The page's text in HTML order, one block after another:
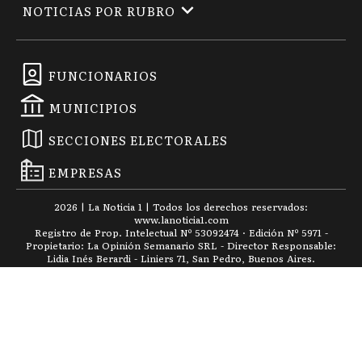
FUNCIONARIOS
MUNICIPIOS
SECCIONES ELECTORALES
EMPRESAS
NOTICIAS POR RUBRO
2026 | La Noticia 1 | Todos los derechos reservados:
www.lanoticia1.com
Registro de Prop. Intelectual Nº 53092474 · Edición Nº 5971 -
Propietario: La Opinión Semanario SRL - Director Responsable:
Lidia Inés Berardi - Liniers 71, San Pedro, Buenos Aires.
Centro de ayuda